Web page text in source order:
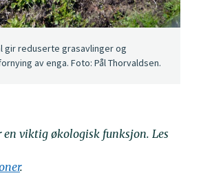
gir reduserte grasavlinger og
av enga. Foto: Pål Thorvaldsen.
en viktig økologisk funksjon. Les
.